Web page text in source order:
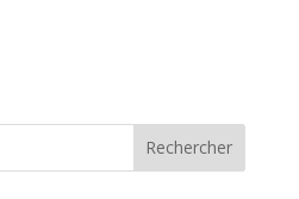
Rechercher